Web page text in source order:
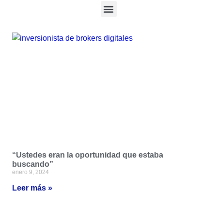
“Ustedes eran la oportunidad que estaba
buscando”
enero 9, 2024
Leer más »